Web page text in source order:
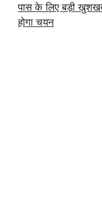
पास के लिए बड़ी
होगा चयन